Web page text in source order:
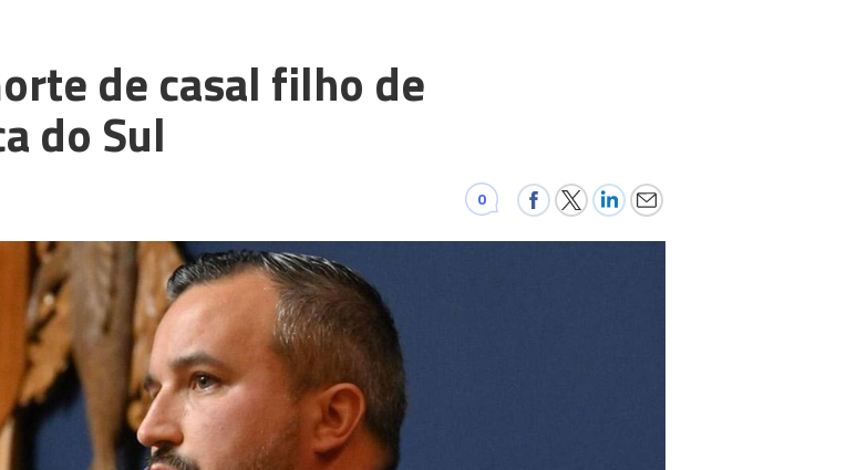
de casal filho de
do Sul
0